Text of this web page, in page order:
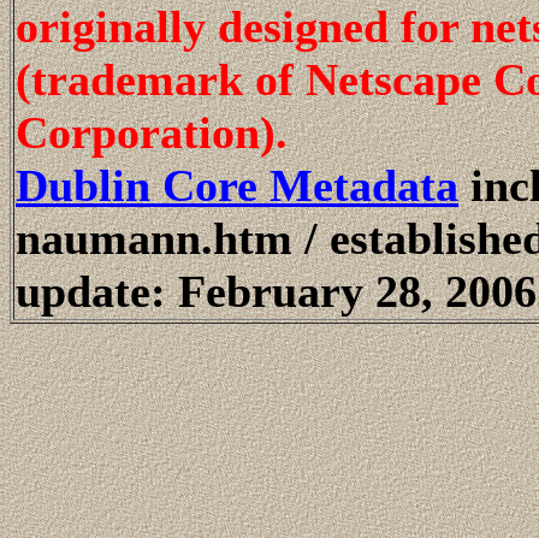
originally designed for
(trademark of Netscape
Corporation).
Dublin Core Metadata
naumann.htm /
update: February 28,